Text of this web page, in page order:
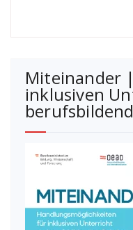
Miteinander
inklusiven